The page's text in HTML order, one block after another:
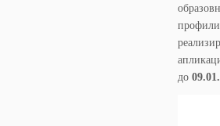
до